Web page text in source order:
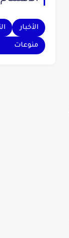
الأخبار
منوعات